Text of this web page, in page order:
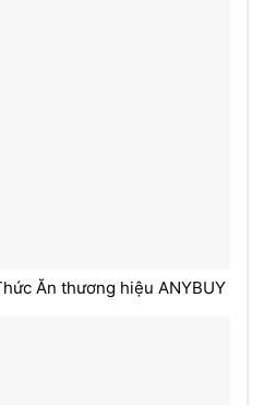
Ăn thương hiệu ANYBUY